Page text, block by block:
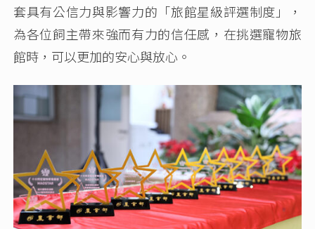
套具有公信力與影響力的「旅館星級評選制度」，
為各位飼主帶來強而有力的信任感，在挑選寵物旅
館時，可以更加的安心與放心。